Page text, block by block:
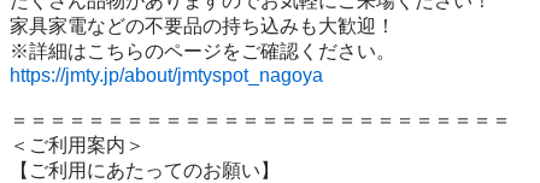
家具家電などの不要品の持ち込みも大歓迎！
https://jmty.jp/about/jmtyspot_nagoya
＝＝＝＝＝＝＝＝＝＝＝＝＝＝＝＝＝＝＝＝＝＝＝＝＝＝
＜ご利用案内＞
【ご利用にあたってのお願い】